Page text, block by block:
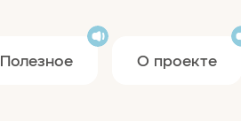
Полезное О проекте